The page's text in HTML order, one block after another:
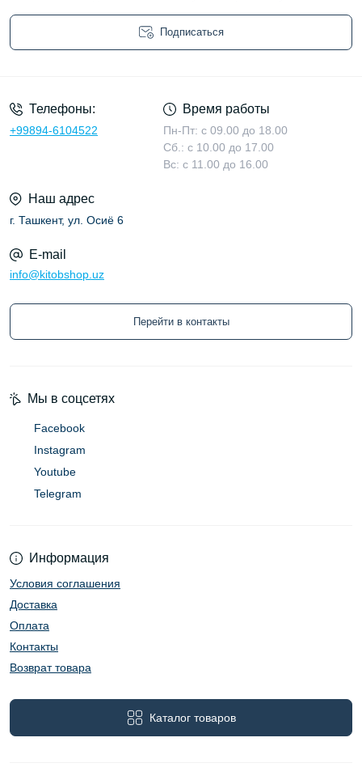
Подписаться
Телефоны:
+99894-6104522
Время работы
Пн-Пт: с 09.00 до 18.00
Сб.: с 10.00 до 17.00
Вс: с 11.00 до 16.00
Наш адрес
г. Ташкент, ул. Осиё 6
E-mail
info@kitobshop.uz
Перейти в контакты
Информация
Условия соглашения
Доставка
Оплата
Контакты
Возврат товара
Каталог товаров
Мы в соцсетях
Facebook
Instagram
Youtube
Telegram